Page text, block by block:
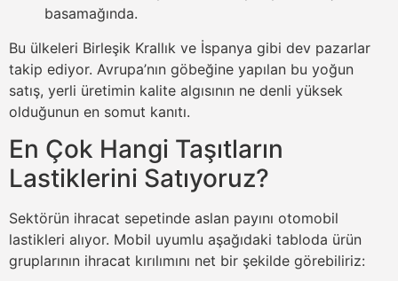
basamağında.
Bu ülkeleri Birleşik Krallık ve İspanya gibi dev pazarlar
takip ediyor. Avrupa’nın göbeğine yapılan bu yoğun
satış, yerli üretimin kalite algısının ne denli yüksek
olduğunun en somut kanıtı.
En Çok Hangi Taşıtların
Lastiklerini Satıyoruz?
Sektörün ihracat sepetinde aslan payını otomobil
lastikleri alıyor. Mobil uyumlu aşağıdaki tabloda ürün
gruplarının ihracat kırılımını net bir şekilde görebiliriz: